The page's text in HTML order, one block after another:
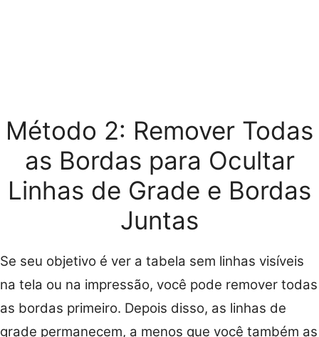
Método 2: Remover Todas
as Bordas para Ocultar
Linhas de Grade e Bordas
Juntas
Se seu objetivo é ver a tabela sem linhas visíveis
na tela ou na impressão, você pode remover todas
as bordas primeiro. Depois disso, as linhas de
grade permanecem, a menos que você também as